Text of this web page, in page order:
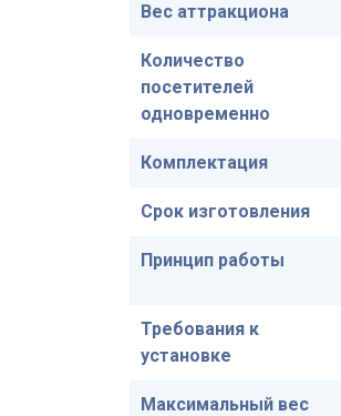
Вес аттракциона
Количество
посетителей
одновременно
Комплектация
Срок изготовления
Принцип работы
Требования к
установке
Максимальный вес